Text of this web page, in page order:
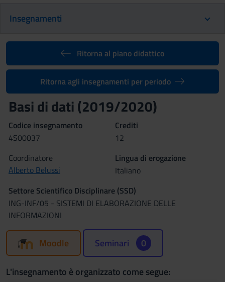
Insegnamenti
Ritorna al piano didattico
Ritorna agli insegnamenti per periodo
Basi di dati (2019/2020)
Codice insegnamento
4S00037
Crediti
12
Coordinatore
Alberto Belussi
Lingua di erogazione
Italiano
Settore Scientifico Disciplinare (SSD)
ING-INF/05 - SISTEMI DI ELABORAZIONE DELLE
INFORMAZIONI
Moodle Seminari 0
L'insegnamento è organizzato come segue: